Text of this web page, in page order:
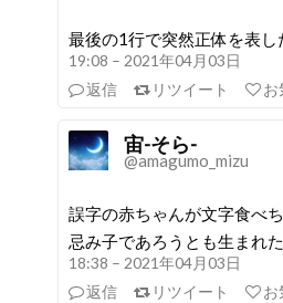
最後の1行で突然正体を表
19:08 – 2021年04月03日
返信
リツイート お
宙-そら-
@amagumo_mizu
誤字の赤ちゃんが文字食べ
忌み子であろうとも生まれ
18:38 – 2021年04月03日
返信
リツイート お